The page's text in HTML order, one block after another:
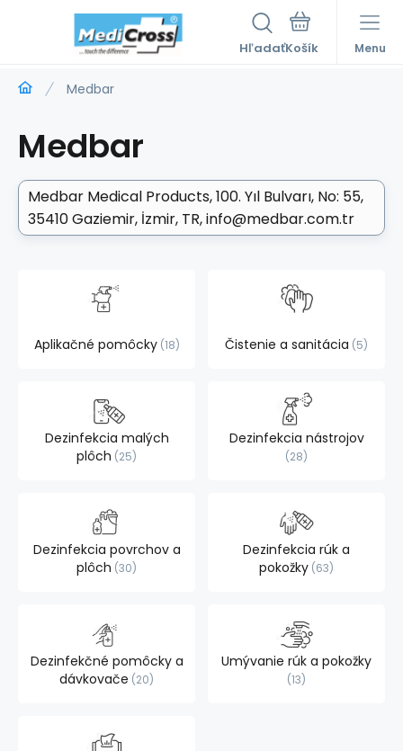
Hľadať Menu
Medbar
Medbar
Medbar Medical Products 100. Yıl Bulvarı, No: 55,
35410 Gaziemir, İzmir, TR info@medbar.com.tr
Aplikačné pomôcky 18 Čistenie a sanitácia 5
Dezinfekcia malých
plôch 25
Dezinfekcia nástrojov
28
Dezinfekcia povrchov a
plôch 30
Dezinfekcia rúk a
pokožky 63
Dezinfekčné pomôcky a
dávkovače 20
Umývanie rúk a pokožky
13